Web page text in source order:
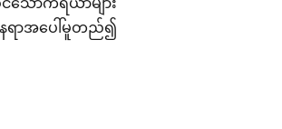
ရာအပေါ်မူတည်၍